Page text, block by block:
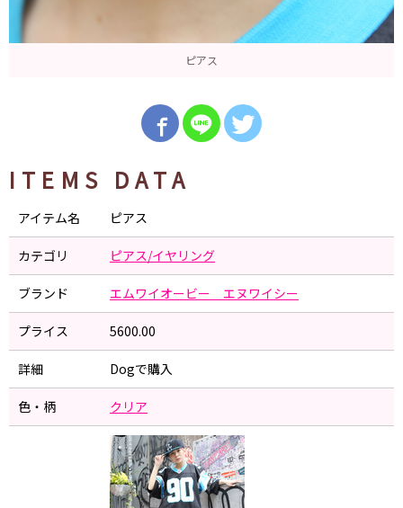
ピアス
ITEMS DATA
アイテム名 ピアス
カテゴリ ピアス/イヤリング
ブランド エムワイオービー エヌワイシー
プライス 5600.00
詳細 Dogで購入
色・柄 クリア